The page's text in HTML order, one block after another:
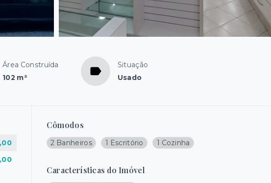
Área Construída
102 m²
Situação
Usado
Cômodos
2 Banheiros 1 Escritório 1 Cozinha
Características do Imóvel